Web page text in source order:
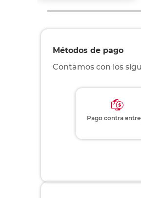
Métodos de pago
Contamos con los
Pago contra